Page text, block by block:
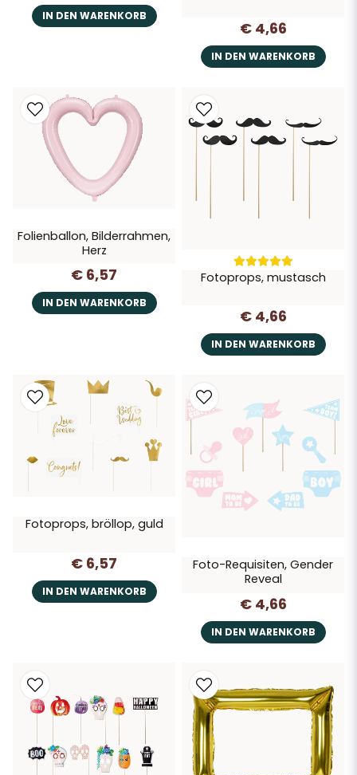
IN DEN WARENKORB
€ 4,66
IN DEN WARENKORB
Folienballon, Bilderrahmen,
Herz
€ 6,57
IN DEN WARENKORB
Fotoprops, mustasch
€ 4,66
IN DEN WARENKORB
Fotoprops, bröllop, guld
€ 6,57
IN DEN WARENKORB
Foto-Requisiten, Gender
Reveal
€ 4,66
IN DEN WARENKORB